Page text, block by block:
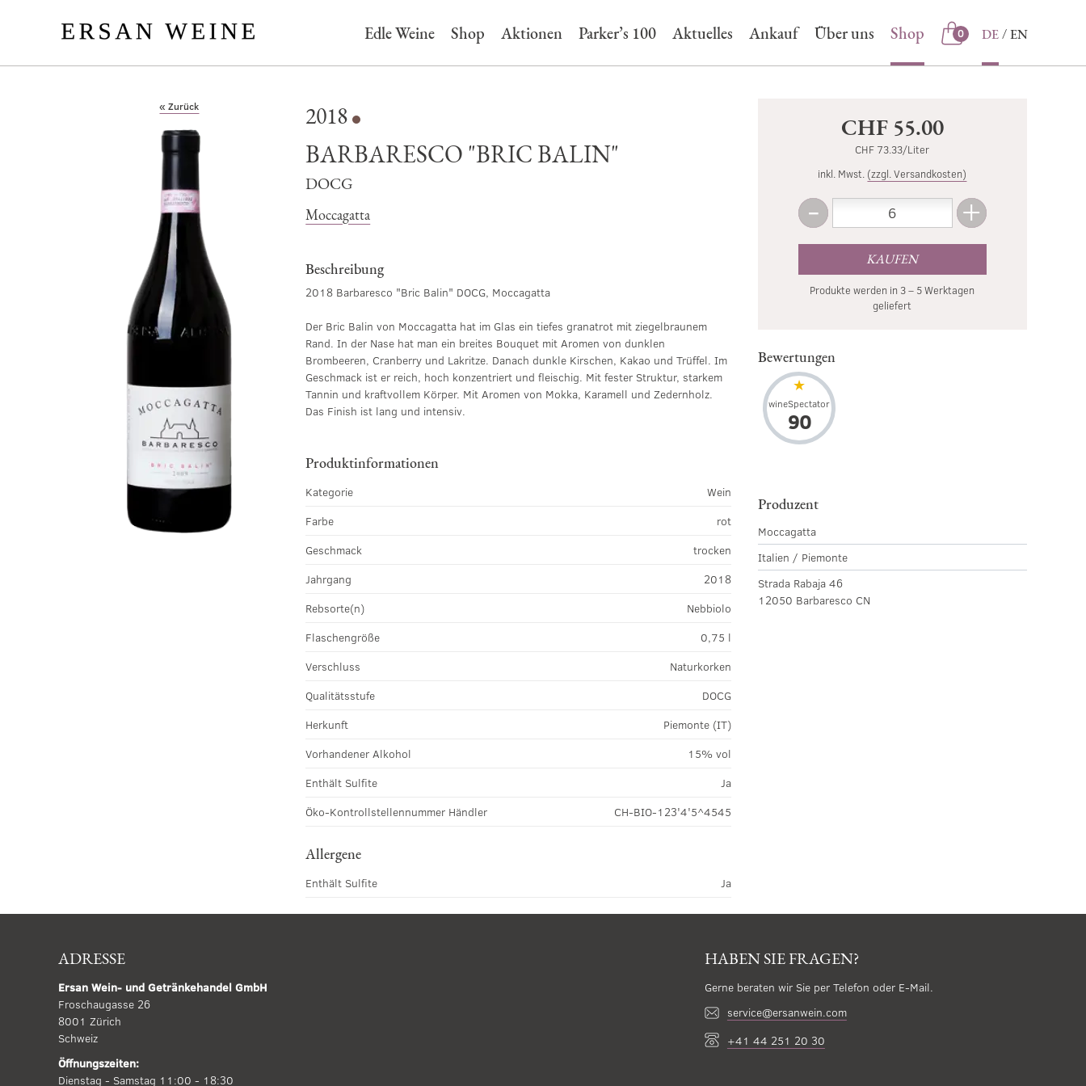
Shop
0
Edle Weine Shop Aktionen Parker’s 100 Aktuelles Ankauf Über uns Shop DE EN
« Zurück 2018
BARBARESCO "BRIC BALIN"
DOCG
Moccagatta
Beschreibung
2018 Barbaresco "Bric Balin" DOCG, Moccagatta
Der Bric Balin von Moccagatta hat im Glas ein tiefes granatrot mit ziegelbraunem
Rand. In der Nase hat man ein breites Bouquet mit Aromen von dunklen
Brombeeren, Cranberry und Lakritze. Danach dunkle Kirschen, Kakao und Trüffel. Im
Geschmack ist er reich, hoch konzentriert und fleischig. Mit fester Struktur, starkem
Tannin und kraftvollem Körper. Mit Aromen von Mokka, Karamell und Zedernholz.
Das Finish ist lang und intensiv.
Produktinformationen
Kategorie
Wein
Farbe
rot
Geschmack
trocken
Jahrgang
2018
Rebsorte(n)
Nebbiolo
Flaschengröße
0,75 l
Verschluss
Naturkorken
Qualitätsstufe
DOCG
Herkunft
Piemonte (IT)
Vorhandener Alkohol
15% vol
Enthält Sulfite
Ja
Öko-Kontrollstellennummer Händler
CH-BIO-123'4'5^4545
Allergene
Enthält Sulfite Ja
CHF 55.00
CHF 73.33/Liter
inkl. Mwst. (zzgl. Versandkosten)
-Weniger +Mehr
KAUFEN
Produkte werden in 3 – 5 Werktagen
geliefert
Bewertungen
wineSpectator
90
Produzent
Moccagatta
Italien / Piemonte
Strada Rabaja 46
12050 Barbaresco CN
ADRESSE
Ersan Wein- und Getränkehandel GmbH
Froschaugasse 26
8001 Zürich
Schweiz
Öffnungszeiten:
Dienstag - Samstag 11:00 - 18:30
HABEN SIE FRAGEN?
Gerne beraten wir Sie per Telefon oder E-Mail.
service@ersanwein.com
+41 44 251 20 30